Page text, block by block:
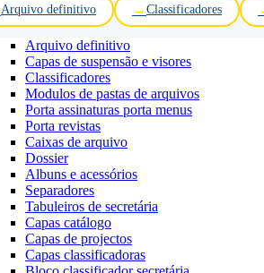
Arquivo definitivo Classificadores
Arquivo definitivo
Capas de suspensão e visores
Classificadores
Modulos de pastas de arquivos
Porta assinaturas porta menus
Porta revistas
Caixas de arquivo
Dossier
Albuns e acessórios
Separadores
Tabuleiros de secretária
Capas catálogo
Capas de projectos
Capas classificadoras